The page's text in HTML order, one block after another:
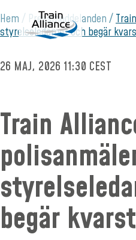
Hem Pressmeddelanden
styrelseledamot och begär
26 MAJ, 2026 11:30 CEST
Train
begär